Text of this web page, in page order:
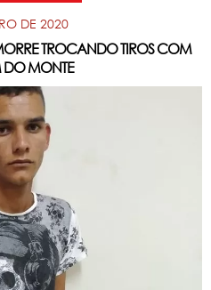
DE 2020
TROCANDO TIROS COM
MONTE